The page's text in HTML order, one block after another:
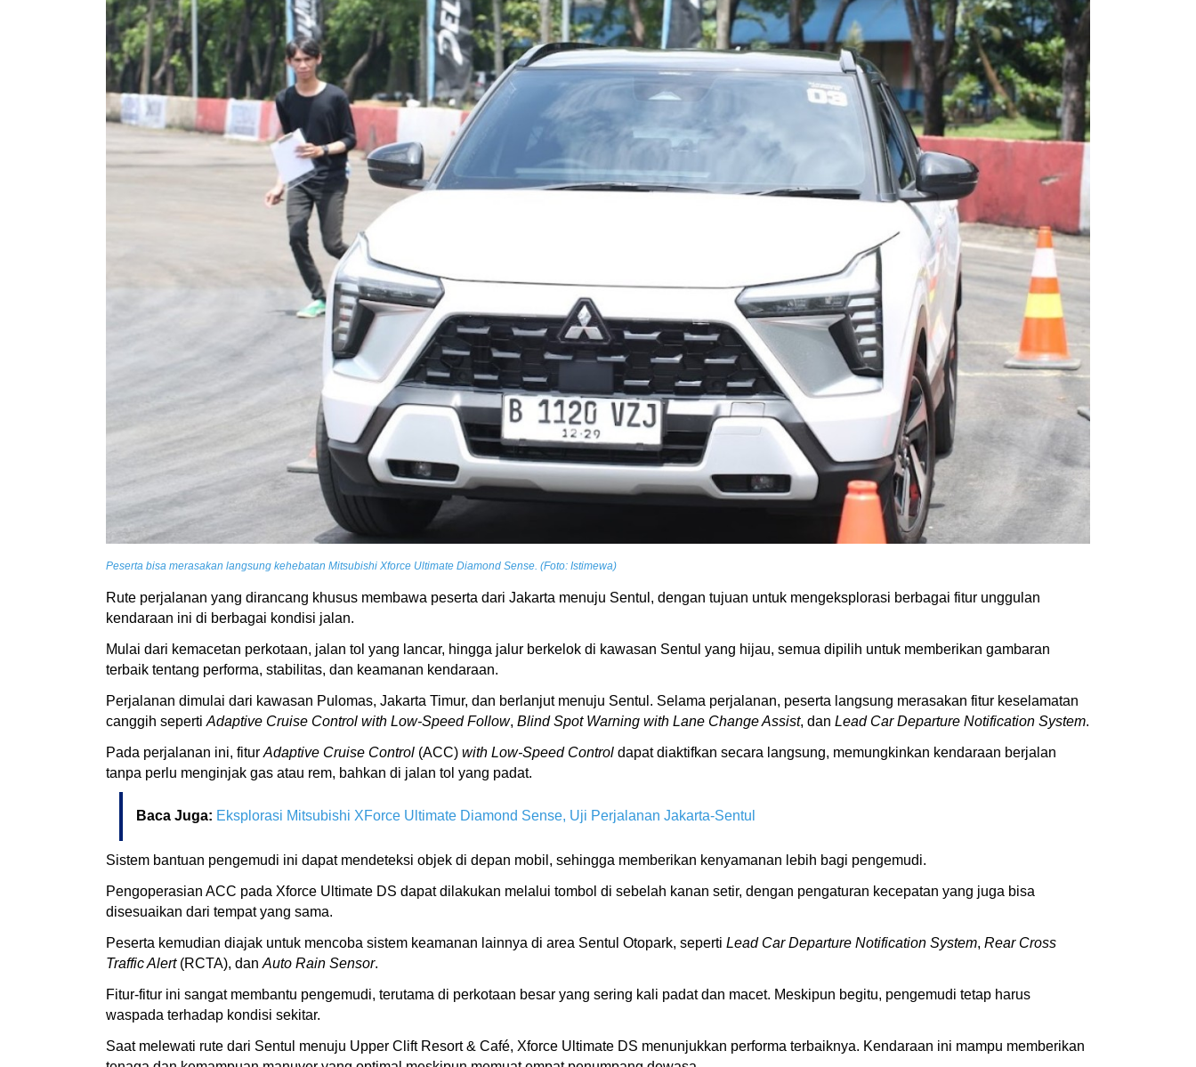
Peserta bisa merasakan langsung kehebatan Mitsubishi Xforce Ultimate Diamond Sense. (Foto: Istimewa)
Rute perjalanan yang dirancang khusus membawa peserta dari Jakarta menuju Sentul, dengan tujuan untuk mengeksplorasi berbagai fitur unggulan
kendaraan ini di berbagai kondisi jalan.
Mulai dari kemacetan perkotaan, jalan tol yang lancar, hingga jalur berkelok di kawasan Sentul yang hijau, semua dipilih untuk memberikan gambaran
terbaik tentang performa, stabilitas, dan keamanan kendaraan.
Perjalanan dimulai dari kawasan Pulomas, Jakarta Timur, dan berlanjut menuju Sentul. Selama perjalanan, peserta langsung merasakan fitur keselamatan
canggih seperti Adaptive Cruise Control with Low-Speed Follow, Blind Spot Warning with Lane Change Assist, dan Lead Car Departure Notification System.
Pada perjalanan ini, fitur Adaptive Cruise Control (ACC) with Low-Speed Control dapat diaktifkan secara langsung, memungkinkan kendaraan berjalan
tanpa perlu menginjak gas atau rem, bahkan di jalan tol yang padat.
Baca Juga: Eksplorasi Mitsubishi XForce Ultimate Diamond Sense, Uji Perjalanan Jakarta-Sentul
Sistem bantuan pengemudi ini dapat mendeteksi objek di depan mobil, sehingga memberikan kenyamanan lebih bagi pengemudi.
Pengoperasian ACC pada Xforce Ultimate DS dapat dilakukan melalui tombol di sebelah kanan setir, dengan pengaturan kecepatan yang juga bisa
disesuaikan dari tempat yang sama.
Peserta kemudian diajak untuk mencoba sistem keamanan lainnya di area Sentul Otopark, seperti Lead Car Departure Notification System, Rear Cross
Traffic Alert (RCTA), dan Auto Rain Sensor.
Fitur-fitur ini sangat membantu pengemudi, terutama di perkotaan besar yang sering kali padat dan macet. Meskipun begitu, pengemudi tetap harus
waspada terhadap kondisi sekitar.
Saat melewati rute dari Sentul menuju Upper Clift Resort & Café, Xforce Ultimate DS menunjukkan performa terbaiknya. Kendaraan ini mampu memberikan